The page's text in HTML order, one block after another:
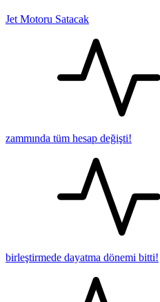
Jet Motoru Satacak
zammında tüm hesap değişti!
birleştirmede dayatma dönemi bitti!